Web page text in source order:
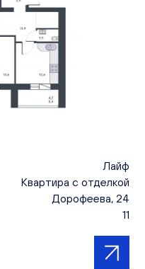
Лайф
Квартира с отделкой
Дорофеева, 24
11